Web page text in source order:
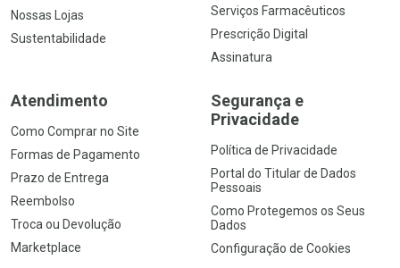
Nossas Lojas
Sustentabilidade
Serviços Farmacêuticos
Prescrição Digital
Assinatura
Atendimento
Como Comprar no Site
Formas de Pagamento
Prazo de Entrega
Reembolso
Troca ou Devolução
Marketplace
Segurança e
Privacidade
Política de Privacidade
Portal do Titular de Dados
Pessoais
Como Protegemos os Seus
Dados
Configuração de Cookies